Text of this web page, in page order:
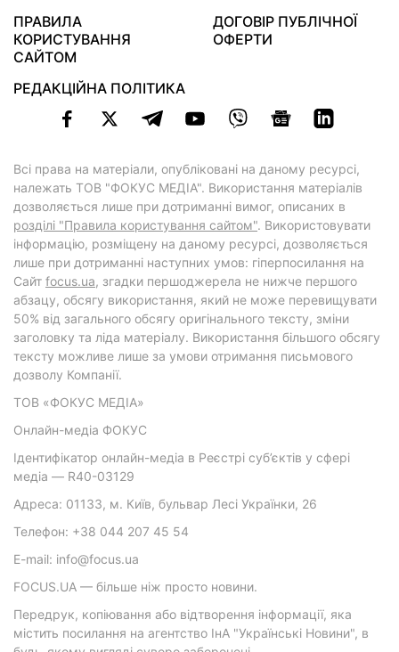
ПРАВИЛА
КОРИСТУВАННЯ
САЙТОМ
ДОГОВІР ПУБЛІЧНОЇ
ОФЕРТИ
РЕДАКЦІЙНА ПОЛІТИКА
Всі права на матеріали, опубліковані на даному ресурсі,
належать ТОВ "ФОКУС МЕДІА". Використання матеріалів
дозволяється лише при дотриманні вимог, описаних в
розділі "Правила користування сайтом". Використовувати
інформацію, розміщену на даному ресурсі, дозволяється
лише при дотриманні наступних умов: гіперпосилання на
Cайт focus.ua, згадки першоджерела не нижче першого
абзацу, обсягу використання, який не може перевищувати
50% від загального обсягу оригінального тексту, зміни
заголовку та ліда матеріалу. Використання більшого обсягу
тексту можливе лише за умови отримання письмового
дозволу Компанії.
ТОВ «ФОКУС МЕДІА»
Онлайн-медіа ФОКУС
Ідентифікатор онлайн-медіа в Реєстрі суб’єктів у сфері
медіа — R40-03129
Адреса: 01133, м. Київ, бульвар Лесі Українки, 26
Телефон: +38 044 207 45 54
E-mail: info@focus.ua
FOCUS.UA — більше ніж просто новини.
Передрук, копіювання або відтворення інформації, яка
містить посилання на агентство ІнА "Українські Новини", в